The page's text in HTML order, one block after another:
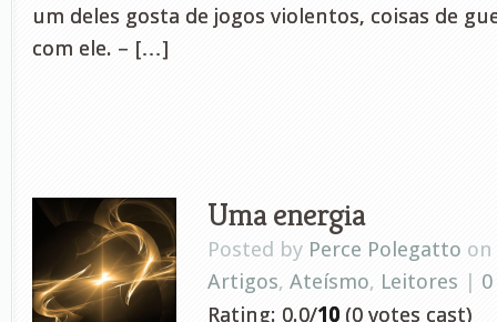
um deles gosta de jogos violentos, coisas de
com ele. – […]
Uma energia
Posted by Perce Polegatto on
Artigos, Ateísmo, Leitores |
Rating: 0.0/10 (0 votes cast)